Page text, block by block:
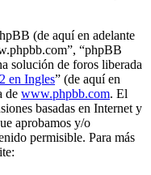
(de aquí en adelante
“phpBB
solución de foros liberada
en Ingles” (de aquí en
de www.phpbb.com. El
basadas en Internet y
aprobamos y/o
permisible. Para más